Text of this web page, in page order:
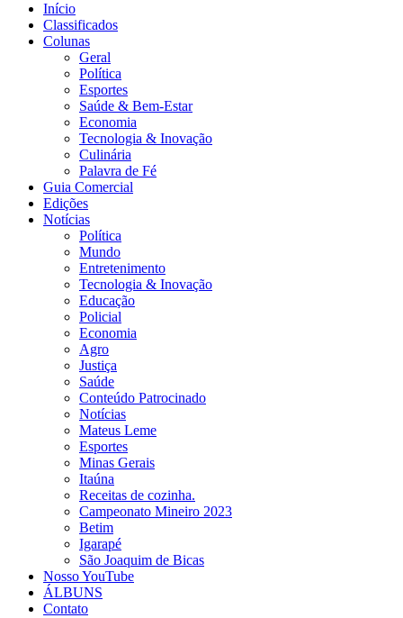
Início
Classificados
Colunas
Geral
Política
Esportes
Saúde & Bem-Estar
Economia
Tecnologia & Inovação
Culinária
Palavra de Fé
Guia Comercial
Edições
Notícias
Política
Mundo
Entretenimento
Tecnologia & Inovação
Educação
Policial
Economia
Agro
Justiça
Saúde
Conteúdo Patrocinado
Notícias
Mateus Leme
Esportes
Minas Gerais
Itaúna
Receitas de cozinha.
Campeonato Mineiro 2023
Betim
Igarapé
São Joaquim de Bicas
Nosso YouTube
ÁLBUNS
Contato